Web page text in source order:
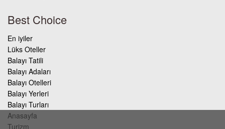
Best Choice
En iyiler
Lüks Oteller
Balayı Tatili
Balayı Adaları
Balayı Otelleri
Balayı Yerleri
Balayı Turları
Anasayfa
Turizm